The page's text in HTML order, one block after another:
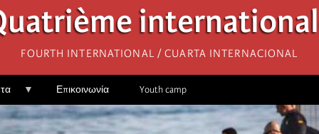
Fourth International / Cuarta Internacional
Επικοινωνία Youth camp